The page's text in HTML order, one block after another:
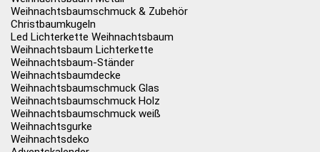
Weihnachtsbaumschmuck & Zubehör
Christbaumkugeln
Led Lichterkette Weihnachtsbaum
Weihnachtsbaum Lichterkette
Weihnachtsbaum-Ständer
Weihnachtsbaumdecke
Weihnachtsbaumschmuck Glas
Weihnachtsbaumschmuck Holz
Weihnachtsbaumschmuck weiß
Weihnachtsgurke
Weihnachtsdeko